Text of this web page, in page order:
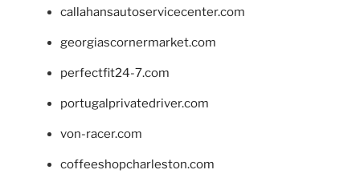
callahansautoservicecenter.com
georgiascornermarket.com
perfectfit24-7.com
portugalprivatedriver.com
von-racer.com
coffeeshopcharleston.com